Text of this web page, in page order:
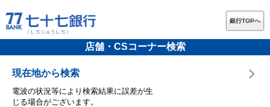
銀行TOPへ
店舗・CSコーナー検索
現在地から検索
電波の状況等により検索結果に誤差が生
じる場合がございます。